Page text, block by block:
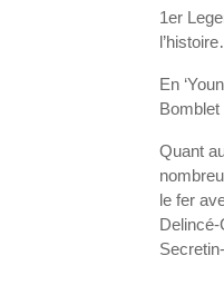
1er
En
Quant
le fer